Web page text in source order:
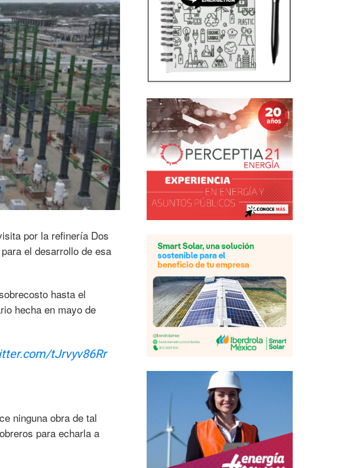
por la refinería Dos
el desarrollo de esa
hasta el
hecha en mayo de
tJrvyv86Rr
ninguna obra de tal
para echarla a